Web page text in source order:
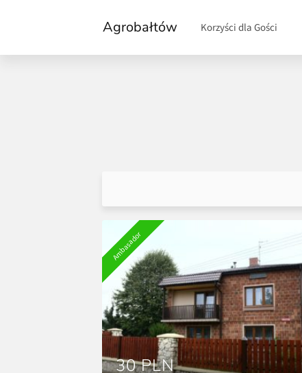
Agrobałtów Korzyści dla Gości
Ambasador
30 PLN